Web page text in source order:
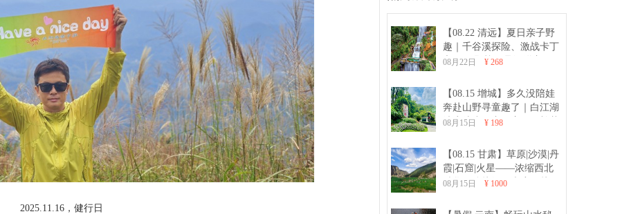
2025.11.16，健行日
【08.22 清远】夏日亲子野
趣｜千谷溪探险、激战卡丁
车、CS野战、品河鲜亲子一
08月22日 ¥ 268
【08.15 增城】多久没陪娃
奔赴山野寻童趣了｜白江湖
清凉徒步、亲子窑鸡、棉花
游
08月15日 ¥ 198
【08.15 甘肃】草原|沙漠|丹
霞|石窟|火星——浓缩西北
精华，连接河西走廊，赴一
08月15日 ¥ 1000